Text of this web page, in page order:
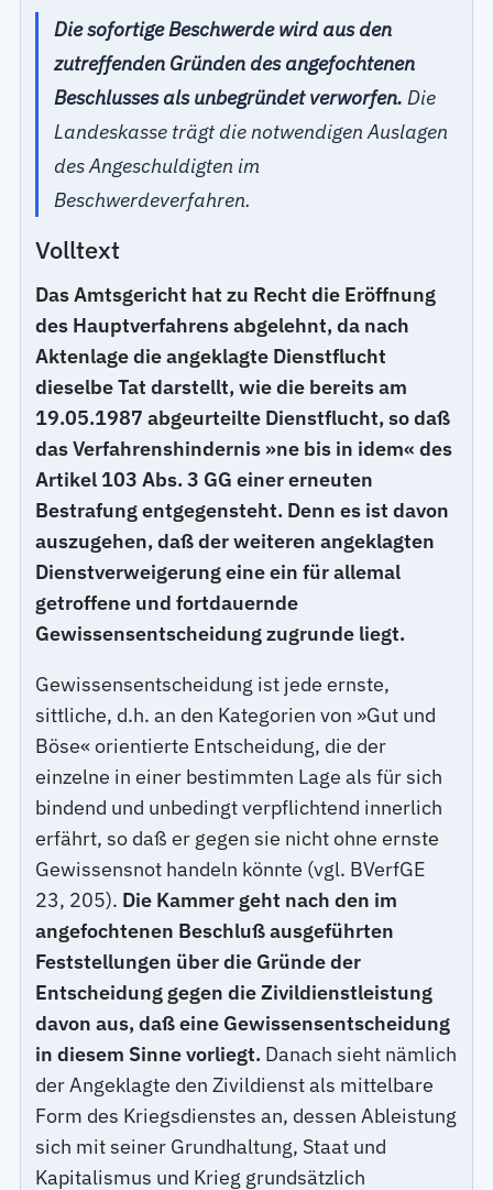
Die sofortige Beschwerde wird aus den
zutreffenden Gründen des angefochtenen
Beschlusses als unbegründet verworfen. Die
Landeskasse trägt die notwendigen Auslagen
des Angeschuldigten im
Beschwerdeverfahren.
Volltext
Das Amtsgericht hat zu Recht die Eröffnung
des Hauptverfahrens abgelehnt, da nach
Aktenlage die angeklagte Dienstflucht
dieselbe Tat darstellt, wie die bereits am
19.05.1987 abgeurteilte Dienstflucht, so daß
das Verfahrenshindernis »ne bis in idem« des
Artikel 103 Abs. 3 GG einer erneuten
Bestrafung entgegensteht. Denn es ist davon
auszugehen, daß der weiteren angeklagten
Dienstverweigerung eine ein für allemal
getroffene und fortdauernde
Gewissensentscheidung zugrunde liegt.
Gewissensentscheidung ist jede ernste,
sittliche, d.h. an den Kategorien von »Gut und
Böse« orientierte Entscheidung, die der
einzelne in einer bestimmten Lage als für sich
bindend und unbedingt verpflichtend innerlich
erfährt, so daß er gegen sie nicht ohne ernste
Gewissensnot handeln könnte (vgl. BVerfGE
23, 205). Die Kammer geht nach den im
angefochtenen Beschluß ausgeführten
Feststellungen über die Gründe der
Entscheidung gegen die Zivildienstleistung
davon aus, daß eine Gewissensentscheidung
in diesem Sinne vorliegt. Danach sieht nämlich
der Angeklagte den Zivildienst als mittelbare
Form des Kriegsdienstes an, dessen Ableistung
sich mit seiner Grundhaltung, Staat und
Kapitalismus und Krieg grundsätzlich